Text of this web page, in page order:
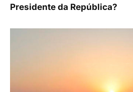
Presidente da República?